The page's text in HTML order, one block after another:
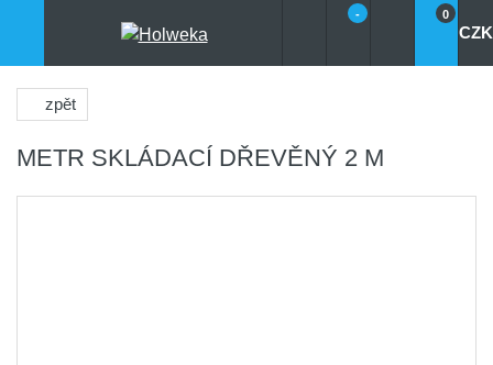
- 0
CZK
zpět
METR SKLÁDACÍ DŘEVĚNÝ 2 M